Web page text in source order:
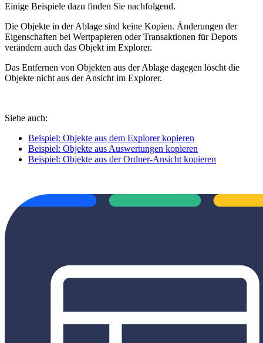
Einige Beispiele dazu finden Sie nachfolgend.
Die Objekte in der Ablage sind keine Kopien. Änderungen der
Eigenschaften bei Wertpapieren oder Transaktionen für Depots
verändern auch das Objekt im Explorer.
Das Entfernen von Objekten aus der Ablage dagegen löscht die
Objekte nicht aus der Ansicht im Explorer.
Siehe auch:
Beispiel: Objekte aus dem Explorer kopieren
Beispiel: Objekte aus Auswertungen kopieren
Beispiel: Objekte aus der Ordner-Ansicht kopieren